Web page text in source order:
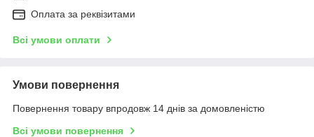
Оплата за реквізитами
Всі умови оплати
Умови повернення
Повернення товару впродовж 14 днів за домовленістю
Всі умови повернення